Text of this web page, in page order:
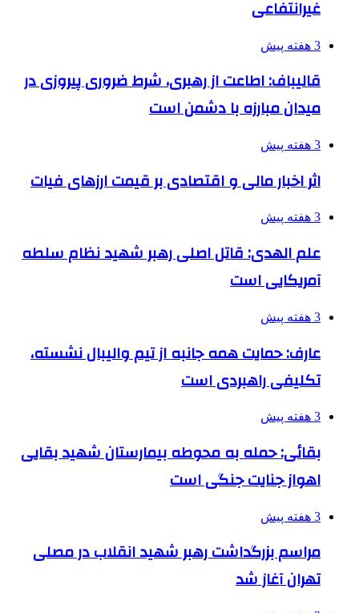
غیرانتفاعی
3 هفته پیش
قالیباف: اطاعت از رهبری، شرط ضروری پیروزی در
میدان مبارزه با دشمن است
3 هفته پیش
اثر اخبار مالی و اقتصادی بر قیمت ارزهای فیات
3 هفته پیش
علم الهدی: قاتل اصلی رهبر شهید نظام سلطه
آمریکایی است
3 هفته پیش
عارف: حمایت همه جانبه از تیم والیبال نشسته،
تکلیفی راهبردی است
3 هفته پیش
بقائی: حمله به محوطه بیمارستان شهید بقایی
اهواز جنایت جنگی است
3 هفته پیش
مراسم بزرگداشت رهبر شهید انقلاب در مصلی
تهران آغاز شد